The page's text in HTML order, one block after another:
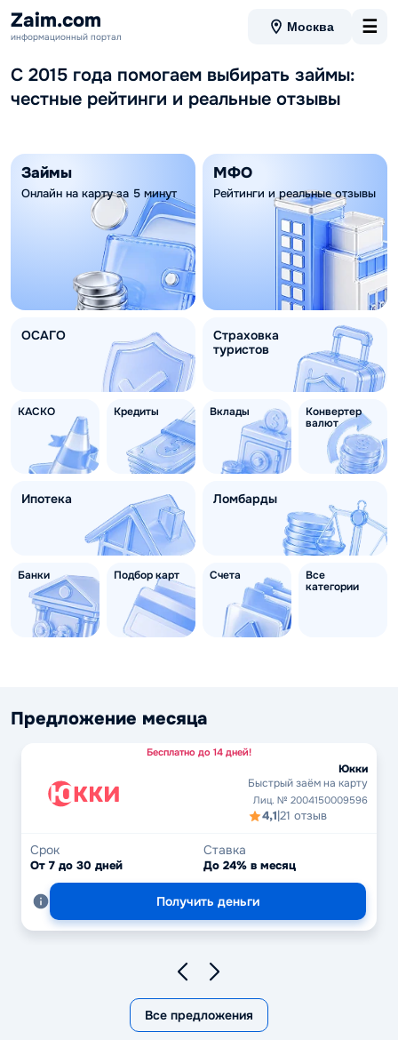
Zaim.com
информационный портал
Москва ☰
С 2015 года помогаем выбирать займы:
честные рейтинги и реальные отзывы
Разделы сайта
Займы
Онлайн на карту за 5 минут
МФО
Рейтинги и реальные отзывы
ОСАГО
Страховка
туристов
КАСКО Кредиты Вклады
Конвертер
валют
Ипотека Ломбарды
Банки Подбор карт Счета
Все
категории
Предложение месяца
Бесплатно до 14 дней!
Юкки
Быстрый заём на карту
Лиц. № 2004150009596
4,1|21 отзыв
Срок
От 7 до 30 дней
Ставка
До 24% в месяц
Получить деньги
Все предложения